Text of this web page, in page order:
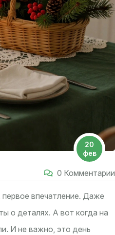
20
фев
0 Комментарии
впечатление. Даже
о деталях. А вот когда на
И не важно, это день